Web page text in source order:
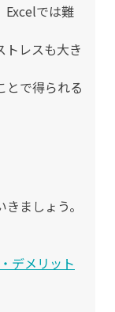
Excelでは難
トレスも大き
とで得られる
ましょう。
デメリット